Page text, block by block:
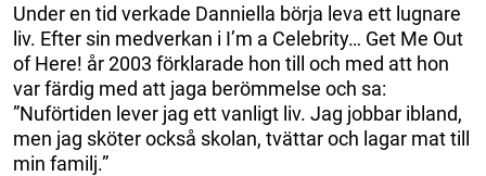
Under en tid verkade Danniella börja leva ett lugnare
liv. Efter sin medverkan i I’m a Celebrity… Get Me Out
of Here! år 2003 förklarade hon till och med att hon
var färdig med att jaga berömmelse och sa:
”Nuförtiden lever jag ett vanligt liv. Jag jobbar ibland,
men jag sköter också skolan, tvättar och lagar mat till
min familj.”